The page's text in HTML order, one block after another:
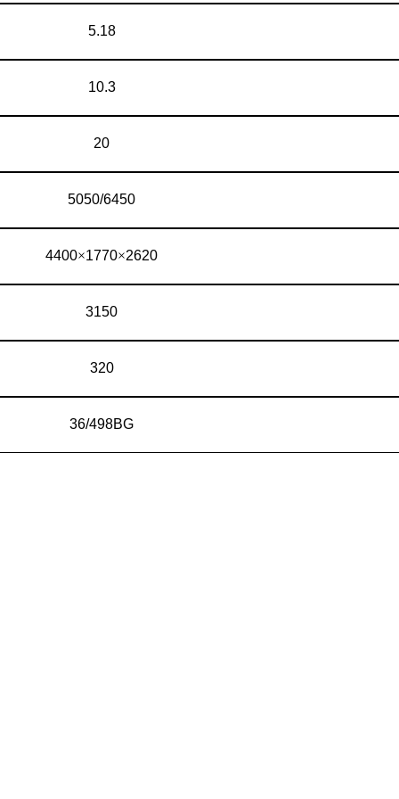
5.18
10.3
20
5050/6450
4400×1770×2620
3150
320
36/498BG